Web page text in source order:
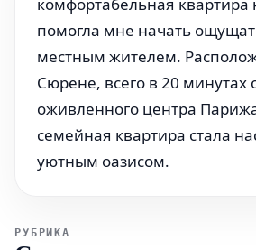
помогла мне начать
местным жителем.
Сюрене, всего в 20 минутах
оживленного центра
семейная квартира стала
уютным оазисом.
РУБРИКА